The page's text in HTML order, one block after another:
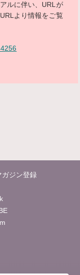
ルに伴い、URLが
より情報をご覧
ガジン登録